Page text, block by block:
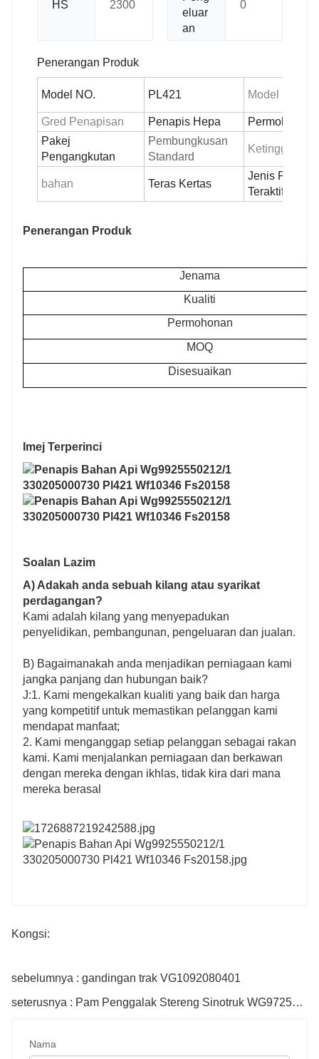
HS 2300
eluar
an
0
Penerangan Produk
Model NO. PL421 Model Lain
Gred Penapisan Penapis Hepa
Permohonan
Pakej
Pengangkutan
Pembungkusan
Standard
Ketinggian
bahan Teras Kertas
Jenis
Teraktif
Penerangan Produk
Jenama
Kualiti
Permohonan
MOQ
Disesuaikan
Imej Terperinci
Soalan Lazim
A) Adakah anda sebuah kilang atau syarikat
perdagangan?
Kami adalah kilang yang menyepadukan
penyelidikan, pembangunan, pengeluaran dan jualan.
B) Bagaimanakah anda menjadikan perniagaan kami
jangka panjang dan hubungan baik?
J:1. Kami mengekalkan kualiti yang baik dan harga
yang kompetitif untuk memastikan pelanggan kami
mendapat manfaat;
2. Kami menganggap setiap pelanggan sebagai rakan
kami. Kami menjalankan perniagaan dan berkawan
dengan mereka dengan ikhlas, tidak kira dari mana
mereka berasal
Kongsi:
sebelumnya : gandingan trak VG1092080401
seterusnya : Pam Penggalak Stereng Sinotruk WG9725478037 Untuk Lori Howo
Nama